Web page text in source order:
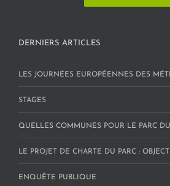
DERNIERS ARTICLES
LES JOURNÉES EUROPÉENNES DES
STAGES
QUELLES COMMUNES POUR LE PARC
LE PROJET DE CHARTE DU PARC :
ENQUÊTE PUBLIQUE